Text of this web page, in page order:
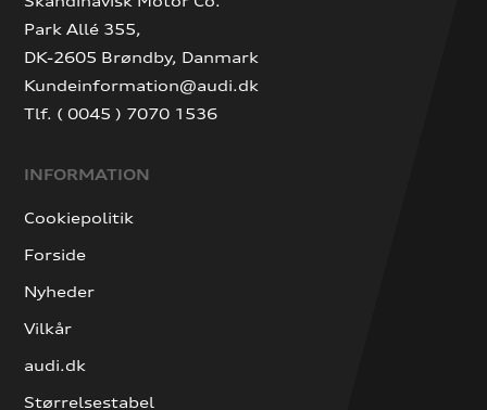
Park Allé 355,
DK-2605 Brøndby, Danmark
Kundeinformation@audi.dk
Tlf. ( 0045 ) 7070 1536
INFORMATION
Cookiepolitik
Forside
Nyheder
Vilkår
audi.dk
Størrelsestabel